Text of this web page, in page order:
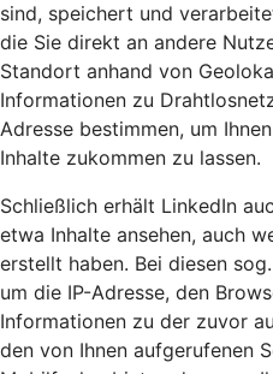
sind, speichert und
die Sie direkt an andere
Standort anhand von
Informationen zu
Adresse bestimmen, um
Inhalte zukommen zu lassen.
Schließlich erhält LinkedIn
etwa Inhalte ansehen, auch
erstellt haben. Bei diesen
um die IP-Adresse, den
Informationen zu der zuvor
den von Ihnen aufgerufenen